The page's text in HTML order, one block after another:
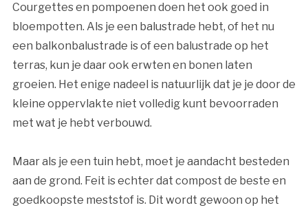
Courgettes en pompoenen doen het ook goed in
bloempotten. Als je een balustrade hebt, of het nu
een balkonbalustrade is of een balustrade op het
terras, kun je daar ook erwten en bonen laten
groeien. Het enige nadeel is natuurlijk dat je je door de
kleine oppervlakte niet volledig kunt bevoorraden
met wat je hebt verbouwd.
Maar als je een tuin hebt, moet je aandacht besteden
aan de grond. Feit is echter dat compost de beste en
goedkoopste meststof is. Dit wordt gewoon op het